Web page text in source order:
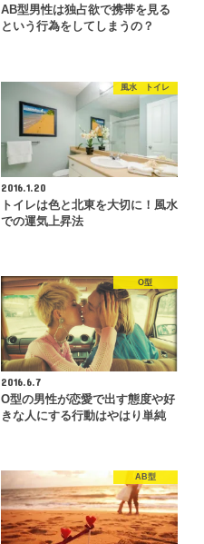
AB型男性は独占欲で携帯を見る
という行為をしてしまうの？
風水 トイレ
2016.1.20
トイレは色と北東を大切に！風水
での運気上昇法
O型
2016.6.7
O型の男性が恋愛で出す態度や好
きな人にする行動はやはり単純
AB型